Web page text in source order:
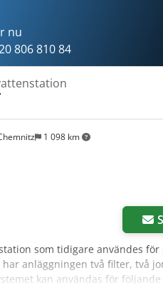
nu
806 810 84
1 098 km
som tidigare användes
anläggningen två filter, två
kan användas för